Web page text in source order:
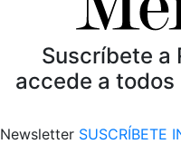
Suscríbete a
accede a
Newsletter SUSCRÍBETE